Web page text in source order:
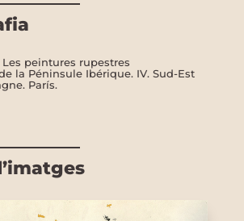
Les peintures rupestres
la Péninsule Ibérique. IV. Sud-Est
París.